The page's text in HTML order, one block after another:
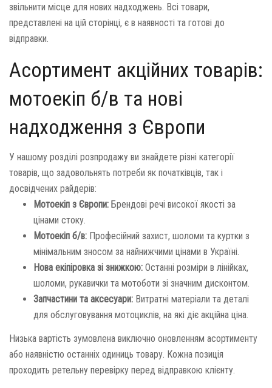
звільнити місце для нових надходжень. Всі товари,
представлені на цій сторінці, є в наявності та готові до
відправки.
Асортимент акційних товарів:
мотоекіп б/в та нові
надходження з Європи
У нашому розділі розпродажу ви знайдете різні категорії
товарів, що задовольнять потреби як початківців, так і
досвідчених райдерів:
Мотоекіп з Європи: Брендові речі високої якості за
цінами стоку.
Мотоекіп б/в: Професійний захист, шоломи та куртки з
мінімальним зносом за найнижчими цінами в Україні.
Нова екіпіровка зі знижкою: Останні розміри в лінійках,
шоломи, рукавички та мотоботи зі значним дисконтом.
Запчастини та аксесуари: Витратні матеріали та деталі
для обслуговування мотоциклів, на які діє акційна ціна.
Низька вартість зумовлена виключно оновленням асортименту
або наявністю останніх одиниць товару. Кожна позиція
проходить ретельну перевірку перед відправкою клієнту.